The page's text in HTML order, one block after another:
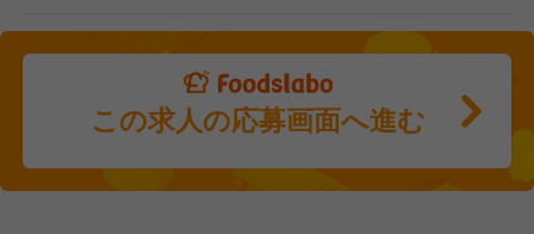
この求人の応募画面へ進む